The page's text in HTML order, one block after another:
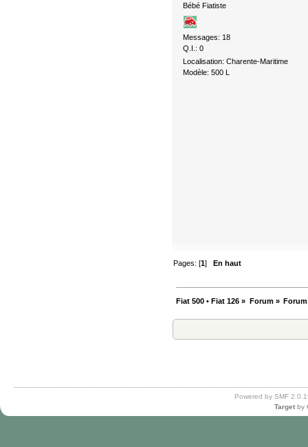
Bébé Fiatiste
Messages: 18
Q.I.: 0
Localisation: Charente-Maritime
Modèle: 500 L
Pages: [1]En haut
Fiat 500 • Fiat 126 » Forum»
Powered by SMF
Target by